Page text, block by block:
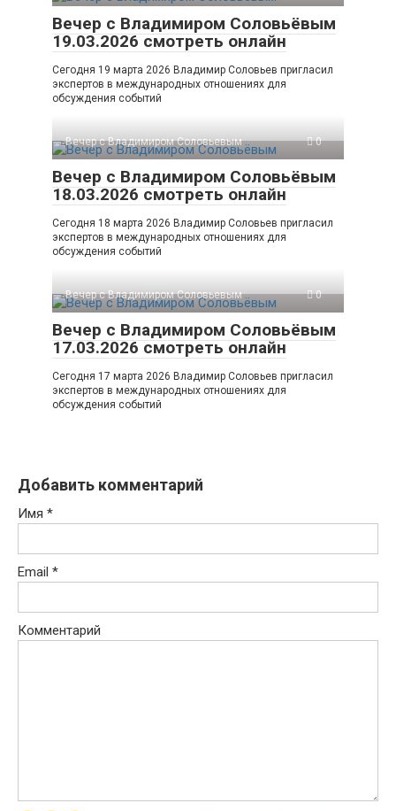
Вечер с Владимиром Соловьёвым
19.03.2026 смотреть онлайн
Сегодня 19 марта 2026 Владимир Соловьев пригласил
экспертов в международных отношениях для
обсуждения событий
Вечер с Владимиром Соловьевым 0
Вечер с Владимиром Соловьёвым
18.03.2026 смотреть онлайн
Сегодня 18 марта 2026 Владимир Соловьев пригласил
экспертов в международных отношениях для
обсуждения событий
Вечер с Владимиром Соловьевым 0
Вечер с Владимиром Соловьёвым
17.03.2026 смотреть онлайн
Сегодня 17 марта 2026 Владимир Соловьев пригласил
экспертов в международных отношениях для
обсуждения событий
Добавить комментарий
Имя *
Email *
Комментарий